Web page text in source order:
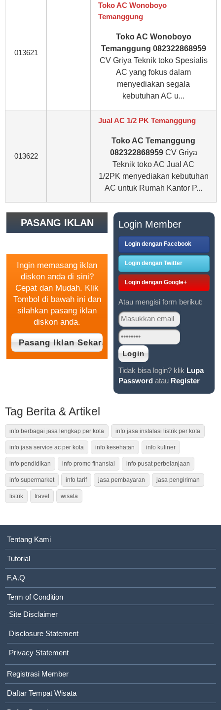
013621
Toko AC Wonoboyo
Temanggung
Toko AC Wonoboyo
Temanggung 082322868959
CV Griya Teknik toko Spesialis
AC yang fokus dalam
menyediakan segala
kebutuhan AC u...
013622
Jual AC 1/2 PK Temanggung
Toko AC Temanggung
082322868959CV Griya
Teknik toko AC Jual AC
1/2PK menyediakan kebutuhan
AC untuk Rumah Kantor P...
PASANG IKLAN
Ingin memasang iklan
diskon anda di sini?
Cepat dan Mudah. Klik
Tombol di bawah ini dan
silahkan pasang iklan
diskon anda.
Login Member
Login dengan Facebook
Login dengan Twitter
Login dengan Google+
Atau mengisi form berikut:
Tidak bisa login? klik Lupa
Password atau Register
Tag Berita & Artikel
info berbagai jasa lengkap per kota info jasa instalasi listrik per kota
info jasa service ac per kota info kesehatan info kuliner
info pendidikan info promo finansial info pusat perbelanjaan
info supermarket info tarif jasa pembayaran jasa pengiriman
listrik travel wisata
Tentang Kami
Tutorial
F.A.Q
Term of Condition
Site Disclaimer
Disclosure Statement
Privacy Statement
Registrasi Member
Daftar Tempat Wisata